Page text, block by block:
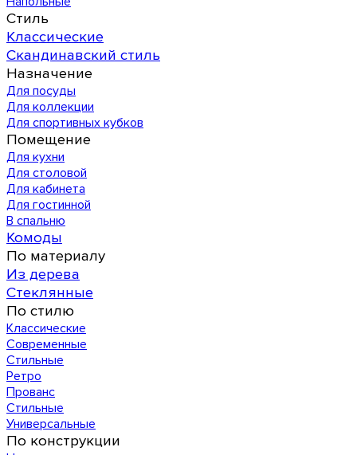
Стиль
Классические
Скандинавский стиль
Назначение
Для посуды
Для коллекции
Для спортивных кубков
Помещение
Для кухни
Для столовой
Для кабинета
Для гостинной
В спальню
Комоды
По материалу
Из дерева
Стеклянные
По стилю
Классические
Современные
Стильные
Ретро
Прованс
Стильные
Универсальные
По конструкции